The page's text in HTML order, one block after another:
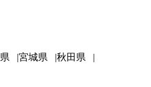
宮城県
秋田県